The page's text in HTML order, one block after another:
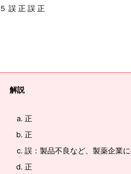
５ 誤 正 誤 正
解説
正
正
誤：製品不良など、製薬企業
正